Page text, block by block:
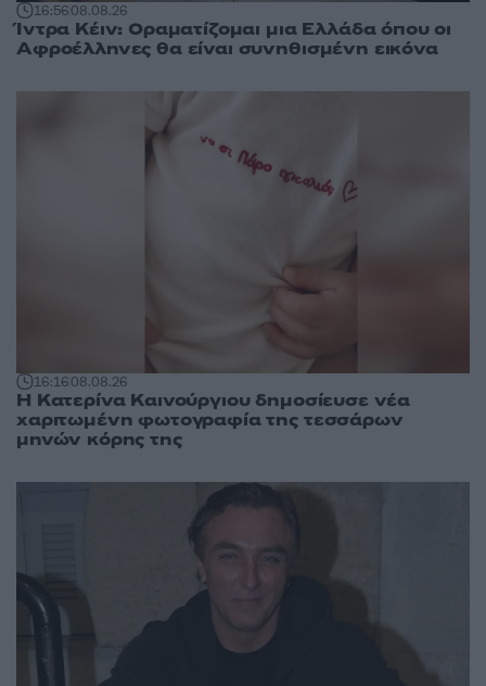
16:5608.08.26
Ίντρα Κέιν: Οραματίζομαι μια Ελλάδα όπου οι
Αφροέλληνες θα είναι συνηθισμένη εικόνα
16:1608.08.26
Η Κατερίνα Καινούργιου δημοσίευσε νέα
χαριτωμένη φωτογραφία της τεσσάρων
μηνών κόρης της